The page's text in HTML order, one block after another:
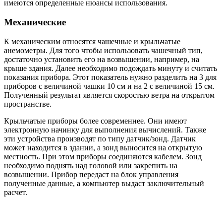
имеются определенные нюансы использования.
Механические
К механическим относятся чашечные и крыльчатые
анемометры. Для того чтобы использовать чашечный тип,
достаточно установить его на возвышении, например, на
крыше здания. Далее необходимо подождать минуту и считать
показания прибора. Этот показатель нужно разделить на 3 для
приборов с величиной чашки 10 см и на 2 с величиной 15 см.
Полученный результат является скоростью ветра на открытом
пространстве.
Крыльчатые приборы более современнее. Они имеют
электронную начинку для выполнения вычислений. Также
эти устройства производят по типу датчик/зонд. Датчик
может находится в здании, а зонд выносится на открытую
местность. При этом приборы соединяются кабелем. Зонд
необходимо поднять над головой или закрепить на
возвышении. Прибор передаст на блок управления
полученные данные, а компьютер выдаст заключительный
расчет.